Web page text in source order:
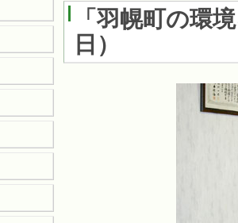
「羽幌町の環
日 ）